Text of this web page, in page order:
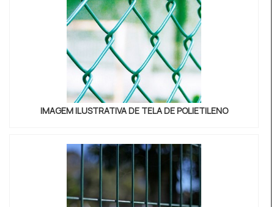
IMAGEM ILUSTRATIVA DE TELA DE POLIETILENO